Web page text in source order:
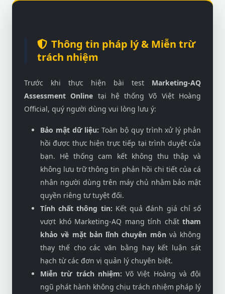
Thông tin pháp lý & Miễn trừ
trách nhiệm
Trước khi thực hiện bài test Marketing-AQ
Assessment Online tại hệ thống Võ Việt Hoàng
Official, quý người dùng vui lòng lưu ý:
Bảo mật dữ liệu: Toàn bộ quy trình xử lý phản
hồi được thực hiện trực tiếp tại trình duyệt của
bạn. Hệ thống cam kết không thu thập và
không lưu trữ thông tin phản hồi chi tiết của cá
nhân người dùng trên máy chủ nhằm bảo mật
quyền riêng tư tuyệt đối.
Tính chất thông tin: Kết quả đánh giá chỉ số
vượt khó Marketing-AQ mang tính chất tham
khảo về mặt bản lĩnh chuyên môn và không
thay thế cho các văn bằng hay kết luận sát
hạch từ các đơn vị quản lý chuyên biệt.
Miễn trừ trách nhiệm: Võ Việt Hoàng và đội
ngũ phát hành không chịu trách nhiệm pháp lý